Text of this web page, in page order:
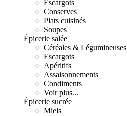
Escargots
Conserves
Plats cuisinés
Soupes
Épicerie salée
Céréales & Légumineuses
Escargots
Apéritifs
Assaisonnements
Condiments
Voir plus...
Épicerie sucrée
Miels